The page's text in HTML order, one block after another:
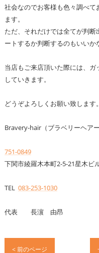
社会なのでお客様も色々調べ
ます。
ただ、それだけでは全てが判
ートするか判断するのもいいか
当店もご来店頂いた際には、
していきます。
どうぞよろしくお願い致します。
Bravery-hair（ブラベリーヘアー
751-0849
下関市綾羅木本町2-5-21星木ビ
TEL 083-253-1030
代表 長濵 由昂
< 前のページ